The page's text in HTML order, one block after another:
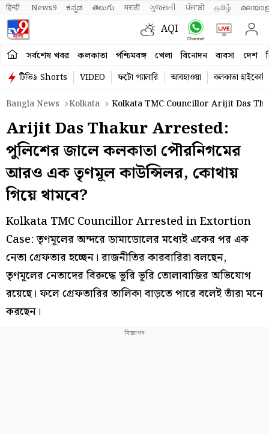
हिन्दी News9 ಕನ್ನಡ తెలుగు मराठी ગુજરાતી ਪੰਜਾਬੀ தமிழ்
AQI
সর্বশেষ খবর কলকাতা পশ্চিমবঙ্গ খেলা বিনোদন ব্যবসা দেশ
টিভি৯ Shorts VIDEO ফটো গ্যালারি আবহাওয়া
কলকাতা হাইকোর্ট
Bangla News
Kolkata Kolkata TMC Councillor Arijit Das
Arijit Das Thakur Arrested:
পুলিশের জালে কলকাতা পৌরনিগমের
আরও এক তৃণমূল কাউন্সিলর, কোথায়
গিয়ে থামবে?
Kolkata TMC Councillor Arrested in Extortion
Case: তৃণমূলের অন্দরে ডামাডোলের মধ্যেই একের পর এক
নেতা গ্রেফতার হচ্ছেন। রাজনীতির কারবারিরা বলছেন,
তৃণমূলের নেতাদের বিরুদ্ধে ভূরি ভূরি তোলাবাজির অভিযোগ
রয়েছে। ফলে গ্রেফতারির তালিকা বাড়তে পারে বলেই তাঁরা মনে
করছেন।